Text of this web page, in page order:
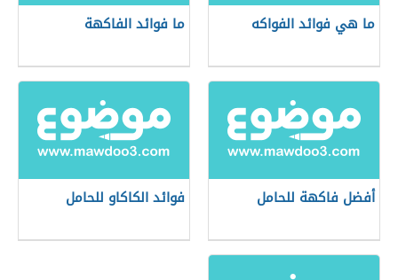
ما هي فوائد الفواكه ما فوائد الفاكهة
أفضل فاكهة للحامل فوائد الكاكاو للحامل